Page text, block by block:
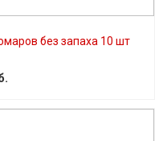
без запаха 10 шт